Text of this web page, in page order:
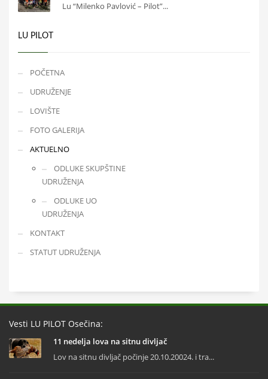
Lu “Milenko Pavlović – Pilot”...
LU PILOT
POČETNA
UDRUŽENJE
LOVIŠTE
FOTO GALERIJA
AKTUELNO
ODLUKE SKUPŠTINE
UDRUŽENJA
ODLUKE UO
UDRUŽENJA
KONTAKT
STATUT UDRUŽENJA
Vesti LU PILOT Osečina:
11 nedelja lova na sitnu divljač
Lov na sitnu divljač počinje 20.10.20024. i tra...